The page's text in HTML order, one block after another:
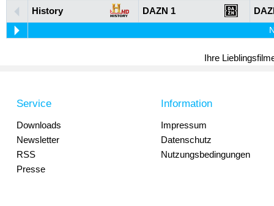
History DAZN 1
Ihre
Service
Downloads
Newsletter
RSS
Presse
Information
Impressum
Datenschutz
Nutzungsbedingungen